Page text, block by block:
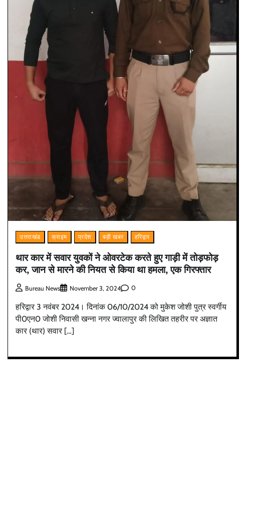
उत्तराखंड क्राइम प्रदेश बड़ी खबर हरिद्वार
थार कार में सवार युवकों ने ओवरटेक करते हुए गाड़ी में तोड़फोड़
कर, जान से मारने की नियत से किया था हमला, एक गिरफ्तार
Bureau News November 3, 2024 0
हरिद्वार 3 नवंबर 2024। दिनांक 06/10/2024 को मुकेश जोशी पुत्र स्वर्गीय
पी0एन0 जोशी निवासी खन्ना नगर ज्वालापुर की लिखित तहरीर पर अज्ञात
कार (थार) सवार […]